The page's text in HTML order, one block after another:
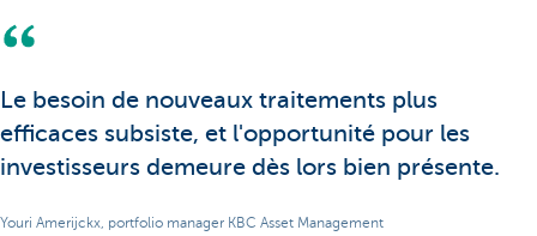
Le besoin de nouveaux traitements plus
efficaces subsiste, et l'opportunité pour les
investisseurs demeure dès lors bien présente.
Youri Amerijckx, portfolio manager KBC Asset Management